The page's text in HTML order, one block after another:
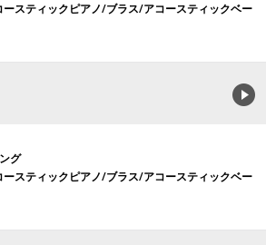
スティックピアノ/ブラス/アコースティックベー
グ
スティックピアノ/ブラス/アコースティックベー